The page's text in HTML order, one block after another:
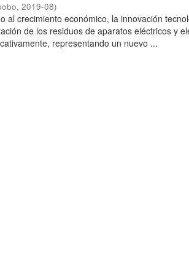
,2019-08)
al crecimiento económico, la innovación
de los residuos de aparatos eléctricos y
representando un nuevo ...